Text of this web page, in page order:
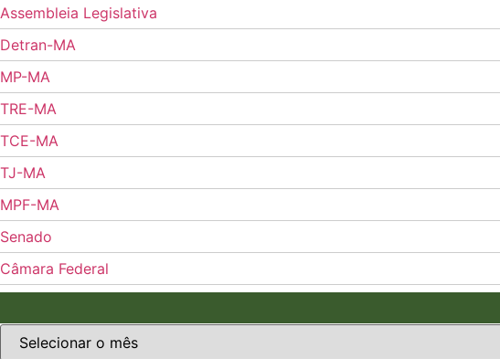
Assembleia Legislativa
Detran-MA
MP-MA
TRE-MA
TCE-MA
TJ-MA
MPF-MA
Senado
Câmara Federal
Arquivos